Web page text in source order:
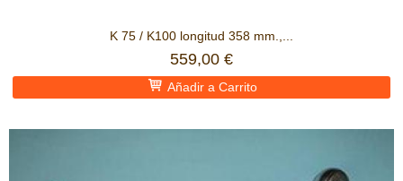
K 75 / K100 longitud 358 mm.,...
559,00 €
Añadir a Carrito